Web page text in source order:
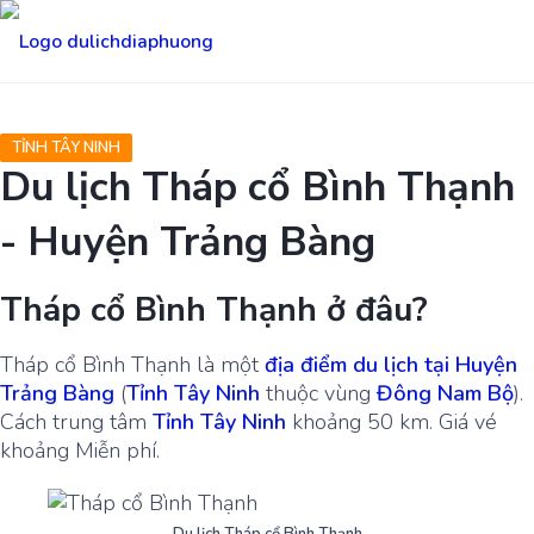
TỈNH TÂY NINH
Du lịch Tháp cổ Bình Thạnh
- Huyện Trảng Bàng
Tháp cổ Bình Thạnh ở đâu?
Tháp cổ Bình Thạnh là một địa điểm du lịch tại Huyện
Trảng Bàng (Tỉnh Tây Ninh thuộc vùngĐông Nam Bộ).
Cách trung tâm Tỉnh Tây Ninh khoảng 50 km. Giá vé
khoảng Miễn phí.